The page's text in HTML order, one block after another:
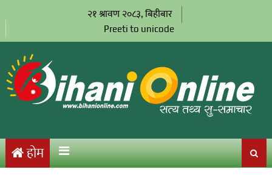
२१ श्रावण २०८३, बिहीबार
Preeti to unicode
होम